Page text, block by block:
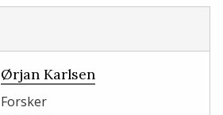
Ørjan Karlsen
Forsker